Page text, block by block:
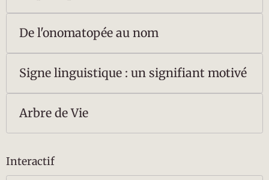
De l'onomatopée au nom
Signe linguistique : un signifiant motivé
Arbre de Vie
Interactif